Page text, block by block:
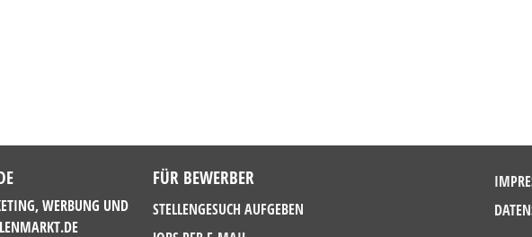
WERBUNG UND
FÜR BEWERBER
STELLENGESUCH AUFGEBEN